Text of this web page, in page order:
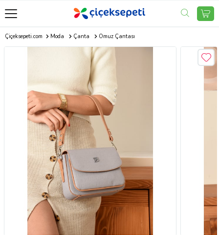
Çiçeksepeti.com Moda Çanta Omuz Çantası